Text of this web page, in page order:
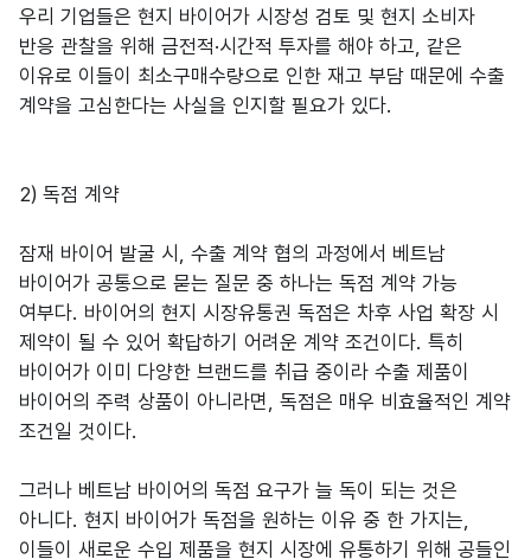
우리 기업들은 현지 바이어가 시장성 검토 및 현지 소비자
반응 관찰을 위해 금전적·시간적 투자를 해야 하고, 같은
이유로 이들이 최소구매수량으로 인한 재고 부담 때문에 수출
계약을 고심한다는 사실을 인지할 필요가 있다.
2) 독점 계약
잠재 바이어 발굴 시, 수출 계약 협의 과정에서 베트남
바이어가 공통으로 묻는 질문 중 하나는 독점 계약 가능
여부다. 바이어의 현지 시장유통권 독점은 차후 사업 확장 시
제약이 될 수 있어 확답하기 어려운 계약 조건이다. 특히
바이어가 이미 다양한 브랜드를 취급 중이라 수출 제품이
바이어의 주력 상품이 아니라면, 독점은 매우 비효율적인 계약
조건일 것이다.
그러나 베트남 바이어의 독점 요구가 늘 독이 되는 것은
아니다. 현지 바이어가 독점을 원하는 이유 중 한 가지는,
이들이 새로운 수입 제품을 현지 시장에 유통하기 위해 공들인